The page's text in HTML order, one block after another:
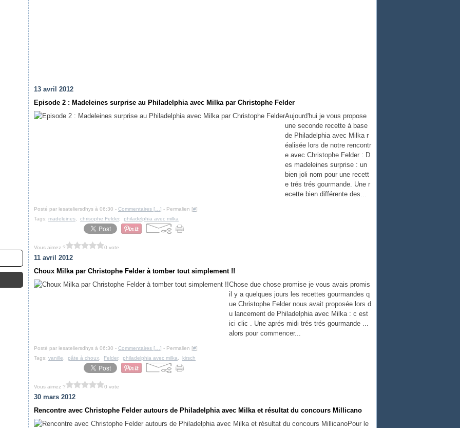
13 avril 2012
Episode 2 : Madeleines surprise au Philadelphia avec Milka par Christophe Felder
Aujourd'hui je vous propose
une seconde recette à base
de Philadelphia avec Milka r
éalisée lors de notre rencontr
e avec Christophe Felder : D
es madeleines surprise : un
bien joli nom pour une recett
e trés trés gourmande. Une r
ecette bien différente des...
Posté par lesateliersdhys à 06:30 - Commentaires [ ] - Permalien [#]
Tags: madeleines chrisophe Felder, philadelphia avec milka
Vous aimez ? 0 vote
11 avril 2012
Choux Milka par Christophe Felder à tomber tout simplement !!
Chose due chose promise je vous avais promis
il y a quelques jours les recettes gourmandes q
ue Christophe Felder nous avait proposée lors d
u lancement de Philadelphia avec Milka : c est
ici clic . Une aprés midi trés trés gourmande ...
alors pour commencer...
Posté par lesateliersdhys à 06:30 - Commentaires [ ] - Permalien [#]
Tags: vanille pâte à choux Felder, philadelphia avec milka kirsch
Vous aimez ? 0 vote
30 mars 2012
Rencontre avec Christophe Felder autours de Philadelphia avec Milka et résultat du concours Millicano
Pour le